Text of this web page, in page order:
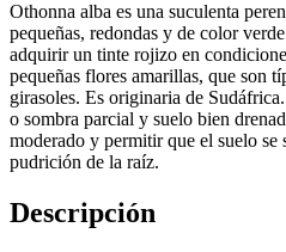
Othonna alba es una suculenta
pequeñas, redondas y de color
adquirir un tinte rojizo en
pequeñas flores amarillas, que son
girasoles. Es originaria de
o sombra parcial y suelo bien
moderado y permitir que el suelo se
pudrición de la raíz.
Descripción